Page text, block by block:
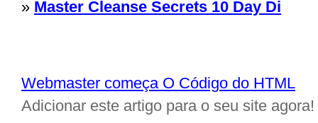
» Master Cleanse Secrets 10 Day Di
Webmaster começa O Código do HTML
Adicionar este artigo para o seu site agora!